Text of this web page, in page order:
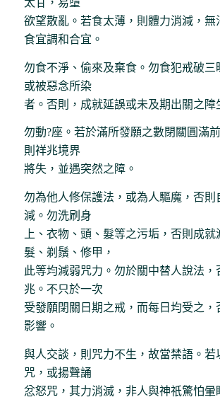
太甘，易墮
欲望散亂。若食太薄，則體力消減，無
食宜調和合宜。
勿食不淨、偷來及棄食。勿食犯戒破三
或被惡念所染
者。否則，成就延誤或未及期出關之障
勿動?座。若於滿所發願之數閉關圓滿
則祥兆境界
將失，並遇突然之障。
勿為他人修保護法，或為人驅魔，否則
減。勿洗刷身
上、衣物、頭、髮等之污垢，否則成就
髮、剃鬚、修甲，
此等均減弱咒力。勿於關中替人說法，
兆。不只於一次
受發願閉關日期之戒，而每日均受之，
影響。
與人交談，則咒力不生，故當禁語。若
咒，或揚聲誦
忿怒咒，其力消滅，非人與神祇驚怕暈